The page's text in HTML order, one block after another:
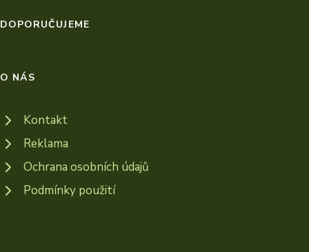
DOPORUČUJEME
O NÁS
Kontakt
Reklama
Ochrana osobních údajů
Podmínky použití